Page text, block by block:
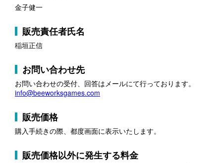
金子健一
販売責任者氏名
稲垣正信
お問い合わせ先
お問い合わせの受付、回答はメールにて行っております。
info@beeworksgames.com
販売価格
購入手続きの際、都度画面に表示いたします。
販売価格以外に発生する料金